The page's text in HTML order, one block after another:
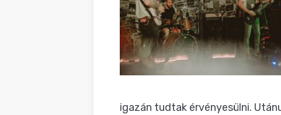
igazán tudtak érvényesülni.